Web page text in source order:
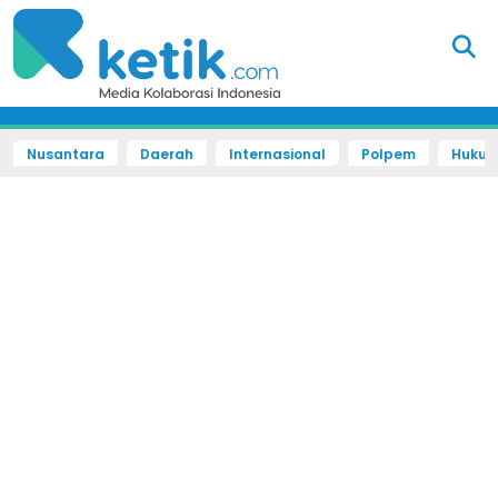
Nusantara Daerah Internasional Polpem